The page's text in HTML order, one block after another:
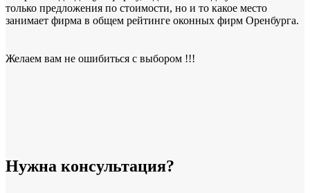
только предложения по стоимости, но и то какое место
занимает фирма в общем рейтинге оконных фирм Оренбурга.
Желаем вам не ошибиться с выбором !!!
Нужна консультация?